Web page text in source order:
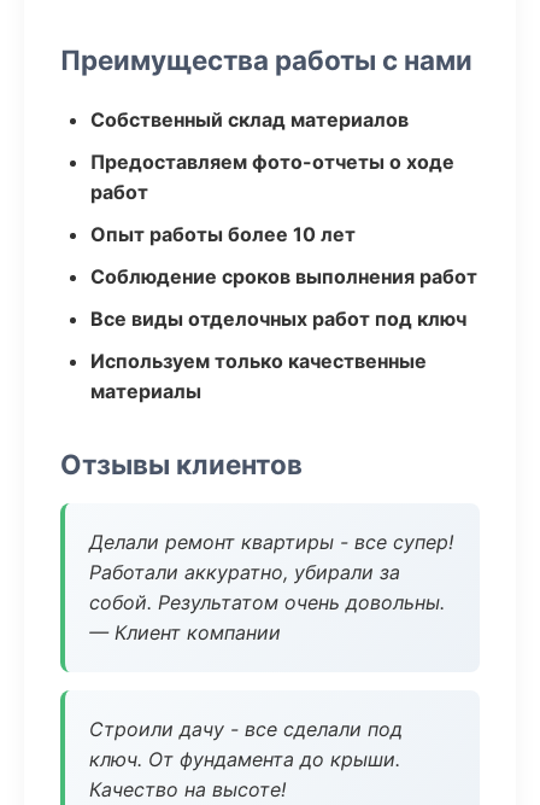
Преимущества работы с нами
Собственный склад материалов
Предоставляем фото-отчеты о ходе
работ
Опыт работы более 10 лет
Соблюдение сроков выполнения работ
Все виды отделочных работ под ключ
Используем только качественные
материалы
Отзывы клиентов
Делали ремонт квартиры - все супер!
Работали аккуратно, убирали за
собой. Результатом очень довольны.
— Клиент компании
Строили дачу - все сделали под
ключ. От фундамента до крыши.
Качество на высоте!